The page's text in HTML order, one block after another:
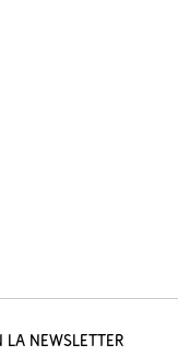
la newsletter